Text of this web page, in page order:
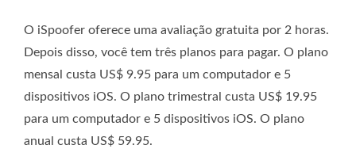
O iSpoofer oferece uma avaliação gratuita por 2 horas.
Depois disso, você tem três planos para pagar. O plano
mensal custa US$ 9.95 para um computador e 5
dispositivos iOS. O plano trimestral custa US$ 19.95
para um computador e 5 dispositivos iOS. O plano
anual custa US$ 59.95.